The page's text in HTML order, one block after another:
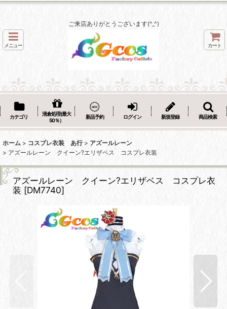
ご来店ありがとうございます(^_^)
メニュー カート
カテゴリ
清倉処理(最大
50％）
新品予約 ログイン 新規登録 商品検索
ホーム > コスプレ衣装 あ行 > アズールレーン
> アズールレーン クイーン?エリザベス コスプレ衣装
アズールレーン クイーン?エリザベス コスプレ衣
装 [DM7740]